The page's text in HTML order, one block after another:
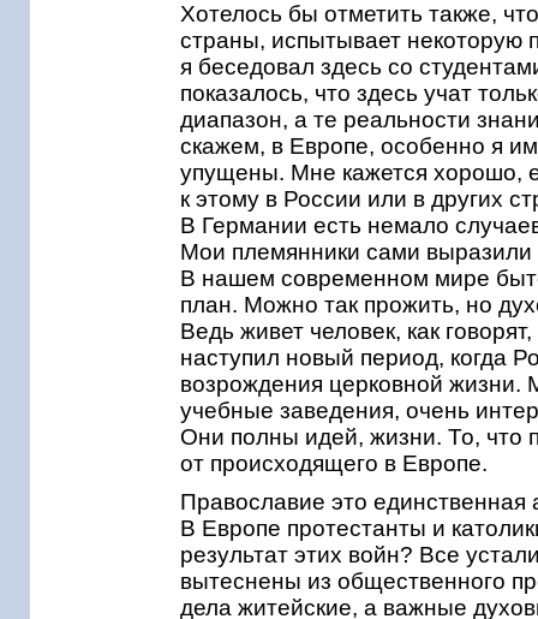
Хотелось бы отметить также,
страны, испытывает некоторую
я беседовал здесь со
показалось, что здесь учат
диапазон, а те реальности
скажем, в Европе, особенно я
упущены. Мне кажется хорошо,
к этому в России или в других
В Германии есть немало
Мои племянники сами
В нашем современном мире
план. Можно так прожить, но
Ведь живет человек, как
наступил новый период, когда
возрождения церковной жизни.
учебные заведения, очень
Они полны идей, жизни. То, что
от происходящего в Европе.
Православие это единственная
В Европе протестанты и
результат этих войн? Все
вытеснены из общественного
дела житейские, а важные